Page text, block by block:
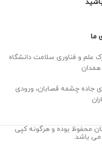
ما
علم و فناوری سلامت دانشگاه
جاده چشمه قصابان، ورودی
محفوظ بوده و هرگونه کپی
می باشد.